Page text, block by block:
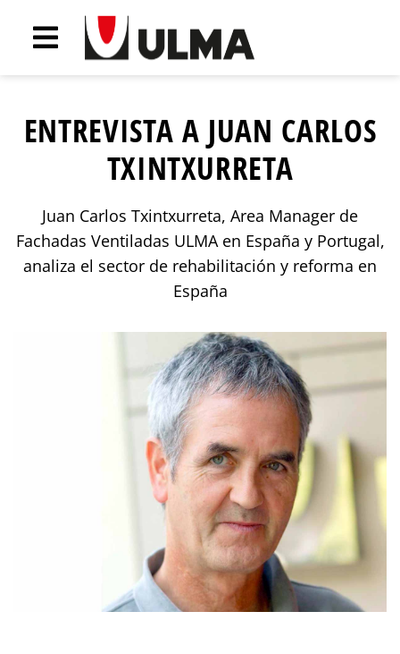
ENTREVISTA A JUAN CARLOS
TXINTXURRETA
Juan Carlos Txintxurreta, Area Manager de
Fachadas Ventiladas ULMA en España y Portugal,
analiza el sector de rehabilitación y reforma en
España